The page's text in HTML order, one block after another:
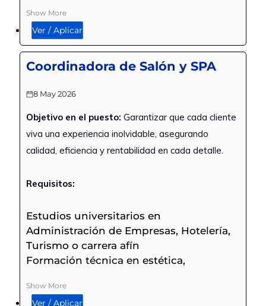
Show More
Ver / Aplicar
Coordinadora de Salón y SPA
8 May 2026
Objetivo en el puesto: Garantizar que cada cliente
viva una experiencia inolvidable, asegurando
calidad, eficiencia y rentabilidad en cada detalle.
Requisitos:
Estudios universitarios en
Administración de Empresas, Hotelería,
Turismo o carrera afín
Formación técnica en estética,
(Deseable)
Show More
Ver / Aplicar